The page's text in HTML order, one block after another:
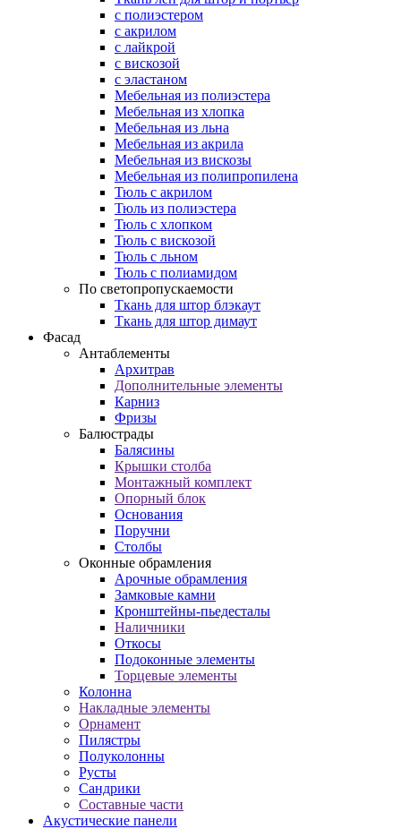
с полиэстером
с акрилом
с лайкрой
с вискозой
с эластаном
Мебельная из полиэстера
Мебельная из хлопка
Мебельная из льна
Мебельная из акрила
Мебельная из вискозы
Мебельная из полипропилена
Тюль с акрилом
Тюль из полиэстера
Тюль с хлопком
Тюль с вискозой
Тюль с льном
Тюль с полиамидом
По светопропускаемости
Ткань для штор блэкаут
Ткань для штор димаут
Фасад
Антаблементы
Архитрав
Дополнительные элементы
Карниз
Фризы
Балюстрады
Балясины
Крышки столба
Монтажный комплект
Опорный блок
Основания
Поручни
Столбы
Оконные обрамления
Арочные обрамления
Замковые камни
Кронштейны-пьедесталы
Наличники
Откосы
Подоконные элементы
Торцевые элементы
Колонна
Накладные элементы
Орнамент
Пилястры
Полуколонны
Русты
Сандрики
Составные части
Акустические панели